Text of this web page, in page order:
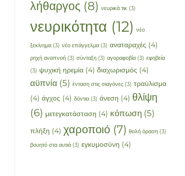
λήθαργος (8) νευρικά τικ(3)
νευρικότητα (12) νέο
ξεκίνημα(3) νέο επάγγελμα(3) αναταραχές (4)
ρηχή αναπνοή(3) σύνταξη(3) αγοραφοβία(3) εφηβεία
(3) ψυχική ηρεμία(4) διαχωρισμός (4)
αϋπνία(5) ένταση στις σιαγόνες(3) τραύλισμα
(4) άγχος (4) δόντια(3) άνεση (4) θλίψη
(6) μετεγκατάσταση (4) κόπωση(5)
πλήξη (4) χαροποιό(7) θολή όραση(3)
βουητό στα αυτιά(3) εγκυμοσύνη (4)